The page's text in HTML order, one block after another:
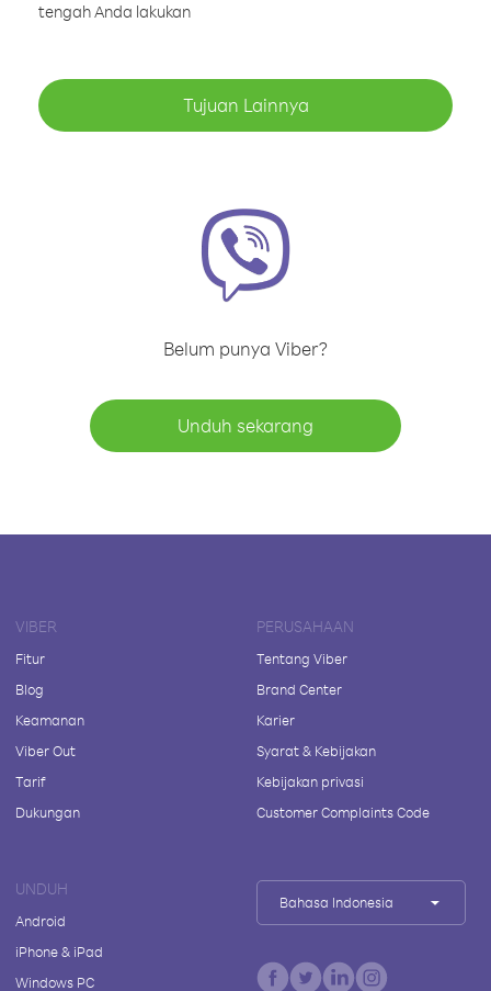
tengah Anda lakukan
Tujuan Lainnya
Belum punya Viber?
Unduh sekarang
VIBER
Fitur
Blog
Keamanan
Viber Out
Tarif
Dukungan
PERUSAHAAN
Tentang Viber
Brand Center
Karier
Syarat & Kebijakan
Kebijakan privasi
Customer Complaints Code
UNDUH
Android
iPhone & iPad
Windows PC
Bahasa Indonesia